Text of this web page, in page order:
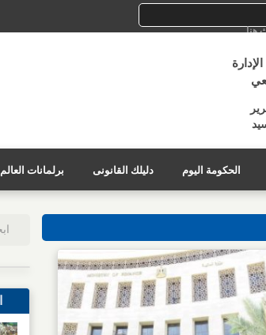
الحكومة اليوم دليلك القانونى برلمانات العالم